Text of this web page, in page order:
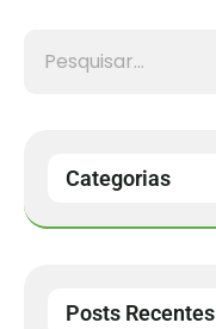
Categorias
Posts Recentes